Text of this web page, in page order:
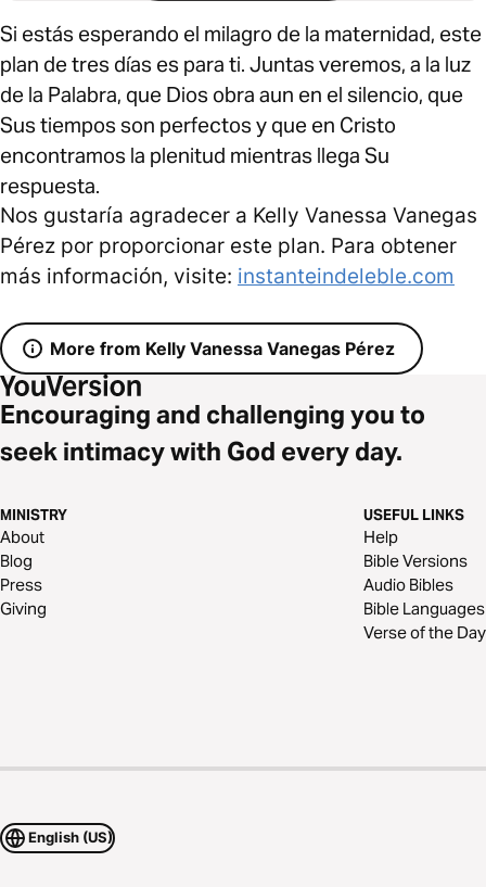
Si estás esperando el milagro de la maternidad, este
plan de tres días es para ti. Juntas veremos, a la luz
de la Palabra, que Dios obra aun en el silencio, que
Sus tiempos son perfectos y que en Cristo
encontramos la plenitud mientras llega Su
respuesta.
Nos gustaría agradecer a Kelly Vanessa Vanegas
Pérez por proporcionar este plan. Para obtener
más información, visite: instanteindeleble.com
More from Kelly Vanessa Vanegas Pérez
Encouraging and challenging you to
seek intimacy with God every day.
MINISTRY
About
Blog
Press
Giving
USEFUL LINKS
Help
Bible Versions
Audio Bibles
Bible Languages
Verse of the Day
English (US)